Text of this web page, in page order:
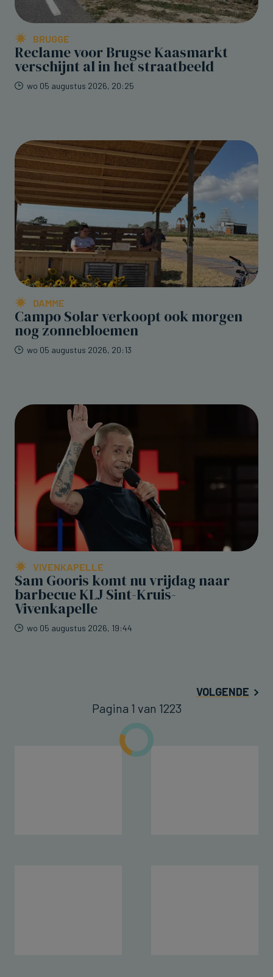
BRUGGE
Reclame voor Brugse Kaasmarkt
verschijnt al in het straatbeeld
wo 05 augustus 2026, 20:25
DAMME
Campo Solar verkoopt ook morgen
nog zonnebloemen
wo 05 augustus 2026, 20:13
VIVENKAPELLE
Sam Gooris komt nu vrijdag naar
barbecue KLJ Sint-Kruis-
Vivenkapelle
wo 05 augustus 2026, 19:44
VOLGENDE
Pagina 1 van 1223